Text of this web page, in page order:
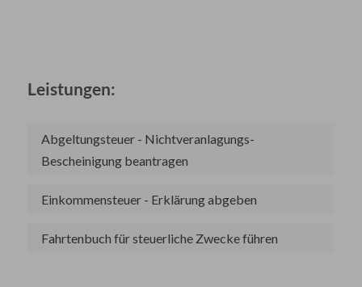
Leistungen:
Abgeltungsteuer - Nichtveranlagungs-
Bescheinigung beantragen
Einkommensteuer - Erklärung abgeben
Fahrtenbuch für steuerliche Zwecke führen